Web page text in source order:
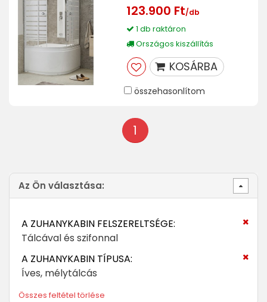
123.900 Ft/db
1 db raktáron
Országos kiszállítás
KOSÁRBA
összehasonlítom
1
Az Ön választása:
A ZUHANYKABIN FELSZERELTSÉGE:
Tálcával és szifonnal
A ZUHANYKABIN TÍPUSA:
Íves, mélytálcás
Összes feltétel törlése